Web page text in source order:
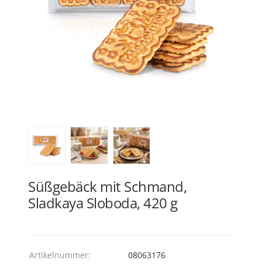
Süßgebäck mit Schmand,
Sladkaya Sloboda, 420 g
Artikelnummer:
08063176